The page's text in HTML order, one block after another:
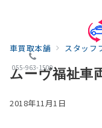
055-963-1500
車買取本舗 スタッフ
ムーヴ福祉車
2018年11月1日